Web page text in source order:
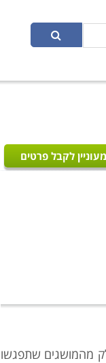
לקבל פרטים
מהמושגים שתפגשו